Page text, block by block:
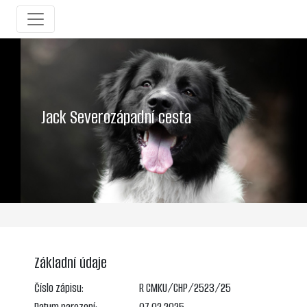
Jack Severozápadní cesta
Základní údaje
Číslo zápisu:
R CMKU/CHP/2523/25